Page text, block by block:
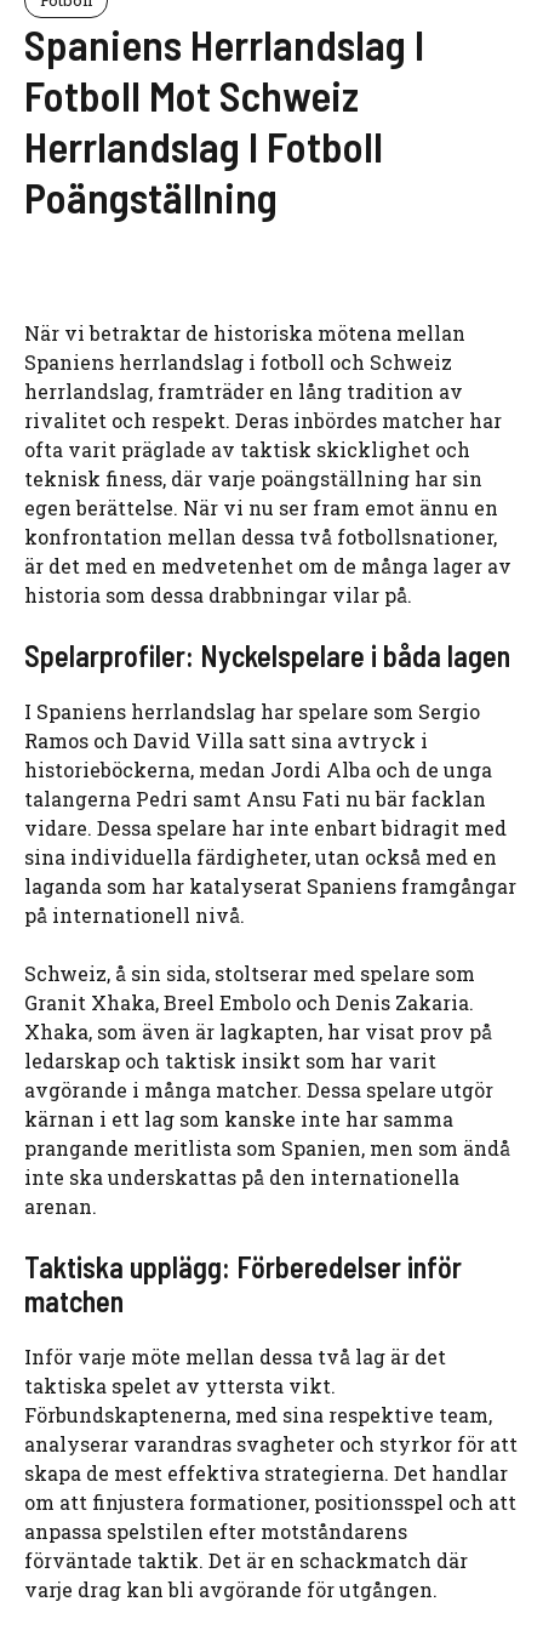
Spaniens Herrlandslag I
Fotboll Mot Schweiz
Herrlandslag I Fotboll
Poängställning
När vi betraktar de historiska mötena mellan
Spaniens herrlandslag i fotboll och Schweiz
herrlandslag, framträder en lång tradition av
rivalitet och respekt. Deras inbördes matcher har
ofta varit präglade av taktisk skicklighet och
teknisk finess, där varje poängställning har sin
egen berättelse. När vi nu ser fram emot ännu en
konfrontation mellan dessa två fotbollsnationer,
är det med en medvetenhet om de många lager av
historia som dessa drabbningar vilar på.
Spelarprofiler: Nyckelspelare i båda lagen
I Spaniens herrlandslag har spelare som Sergio
Ramos och David Villa satt sina avtryck i
historieböckerna, medan Jordi Alba och de unga
talangerna Pedri samt Ansu Fati nu bär facklan
vidare. Dessa spelare har inte enbart bidragit med
sina individuella färdigheter, utan också med en
laganda som har katalyserat Spaniens framgångar
på internationell nivå.
Schweiz, å sin sida, stoltserar med spelare som
Granit Xhaka, Breel Embolo och Denis Zakaria.
Xhaka, som även är lagkapten, har visat prov på
ledarskap och taktisk insikt som har varit
avgörande i många matcher. Dessa spelare utgör
kärnan i ett lag som kanske inte har samma
prangande meritlista som Spanien, men som ändå
inte ska underskattas på den internationella
arenan.
Taktiska upplägg: Förberedelser inför
matchen
Inför varje möte mellan dessa två lag är det
taktiska spelet av yttersta vikt.
Förbundskaptenerna, med sina respektive team,
analyserar varandras svagheter och styrkor för att
skapa de mest effektiva strategierna. Det handlar
om att finjustera formationer, positionsspel och att
anpassa spelstilen efter motståndarens
förväntade taktik. Det är en schackmatch där
varje drag kan bli avgörande för utgången.